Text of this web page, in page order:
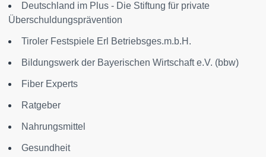
Deutschland im Plus - Die Stiftung für private
Überschuldungsprävention
Tiroler Festspiele Erl Betriebsges.m.b.H.
Bildungswerk der Bayerischen Wirtschaft e.V. (bbw)
Fiber Experts
Ratgeber
Nahrungsmittel
Gesundheit